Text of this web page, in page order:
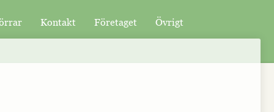
Kontakt Företaget Övrigt